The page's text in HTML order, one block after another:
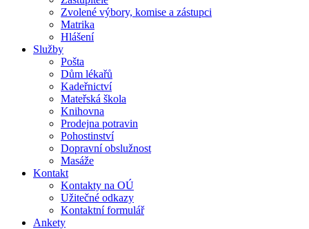
Zvolené výbory, komise a zástupci
Matrika
Hlášení
Služby
Pošta
Dům lékařů
Kadeřnictví
Mateřská škola
Knihovna
Prodejna potravin
Pohostinství
Dopravní obslužnost
Masáže
Kontakt
Kontakty na OÚ
Užitečné odkazy
Kontaktní formulář
Ankety